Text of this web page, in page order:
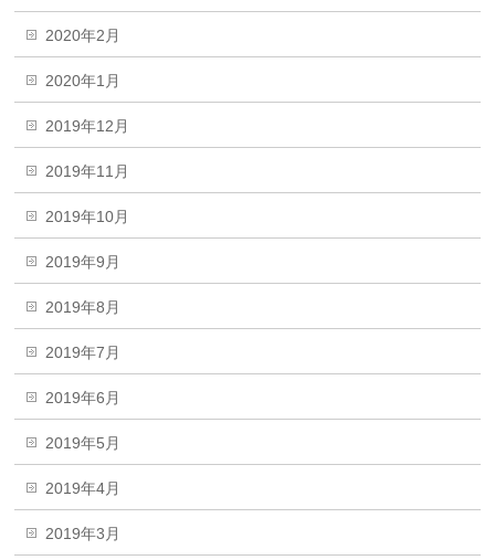
2020年2月
2020年1月
2019年12月
2019年11月
2019年10月
2019年9月
2019年8月
2019年7月
2019年6月
2019年5月
2019年4月
2019年3月